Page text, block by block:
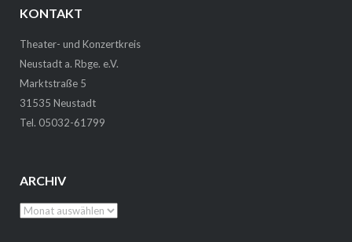
KONTAKT
Theater- und Konzertkreis
Neustadt a. Rbge. e.V.
Marktstraße 5
31535 Neustadt
Tel. 05032-61799
ARCHIV
Archiv